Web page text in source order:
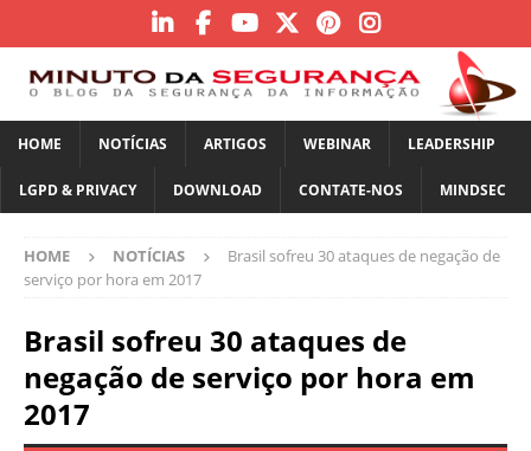
HOME NOTÍCIAS ARTIGOS WEBINAR LEADERSHIP
LGPD & PRIVACY DOWNLOAD CONTATE-NOS MINDSEC
HOME NOTÍCIAS
Brasil sofreu 30 ataques de negação de
serviço por hora em 2017
Brasil sofreu 30 ataques de
negação de serviço por hora em
2017